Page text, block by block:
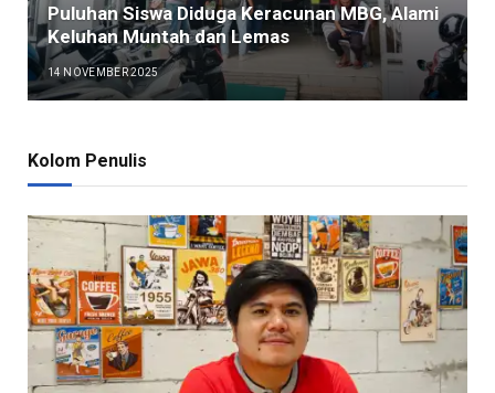
Puluhan Siswa Diduga Keracunan MBG, Alami
Keluhan Muntah dan Lemas
14 NOVEMBER 2025
Kolom Penulis